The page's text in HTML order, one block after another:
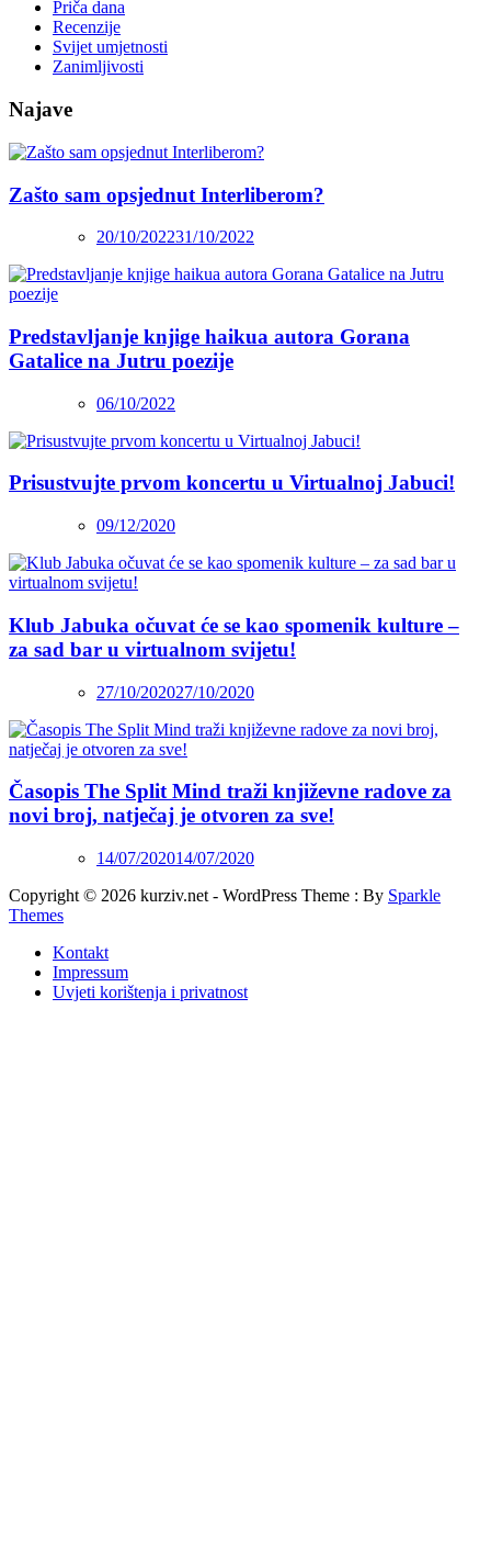
Priča dana
Recenzije
Svijet umjetnosti
Zanimljivosti
Najave
Zašto sam opsjednut Interliberom?
20/10/202231/10/2022
Predstavljanje knjige haikua autora Gorana
Gatalice na Jutru poezije
06/10/2022
Prisustvujte prvom koncertu u Virtualnoj Jabuci!
09/12/2020
Klub Jabuka očuvat će se kao spomenik kulture –
za sad bar u virtualnom svijetu!
27/10/202027/10/2020
Časopis The Split Mind traži književne radove za
novi broj, natječaj je otvoren za sve!
14/07/202014/07/2020
Copyright © 2026 kurziv.net - WordPress Theme : By Sparkle
Themes
Kontakt
Impressum
Uvjeti korištenja i privatnost